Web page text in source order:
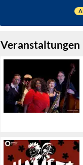
Veranstaltungen